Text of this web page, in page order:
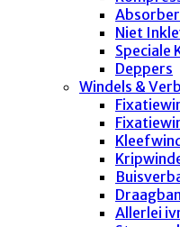
Niet
Speciale
Deppers
Windels &
Allerlei